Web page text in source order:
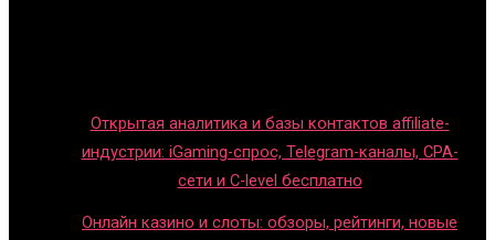
Открытая аналитика и базы контактов affiliate-
индустрии: iGaming-спрос, Telegram-каналы, CPA-
сети и C-level бесплатно
Онлайн казино и слоты: обзоры, рейтинги, новые